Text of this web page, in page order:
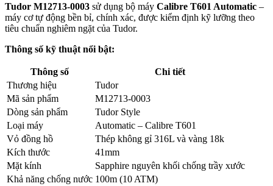
Tudor M12713-0003 sử dụng bộ máy Calibre T601 Automatic –
máy cơ tự động bền bỉ, chính xác, được kiểm định kỹ lưỡng theo
tiêu chuẩn nghiêm ngặt của Tudor.
Thông số kỹ thuật nổi bật:
Thông số
Chi tiết
Thương hiệu
Tudor
Mã sản phẩm
M12713-0003
Dòng sản phẩm
Tudor Style
Loại máy
Automatic – Calibre T601
Vỏ đồng hồ
Thép không gỉ 316L và vàng 18k
Kích thước
41mm
Mặt kính
Sapphire nguyên khối chống trầy xước
Khả năng chống nước 100m (10 ATM)